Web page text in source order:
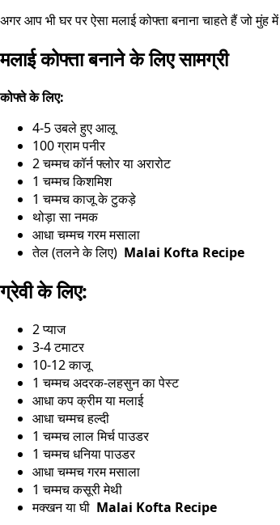
अगर आप भी घर पर ऐसा मलाई कोफ्ता बनाना चाहते हैं जो
मलाई कोफ्ता बनाने के लिए सामग्री
कोफ्ते के लिए:
4-5 उबले हुए आलू
100 ग्राम पनीर
2 चम्मच कॉर्न फ्लोर या अरारोट
1 चम्मच किशमिश
1 चम्मच काजू के टुकड़े
थोड़ा सा नमक
आधा चम्मच गरम मसाला
तेल (तलने के लिए) Malai Kofta Recipe
ग्रेवी के लिए:
2 प्याज
3-4 टमाटर
10-12 काजू
1 चम्मच अदरक-लहसुन का पेस्ट
आधा कप क्रीम या मलाई
आधा चम्मच हल्दी
1 चम्मच लाल मिर्च पाउडर
1 चम्मच धनिया पाउडर
आधा चम्मच गरम मसाला
1 चम्मच कसूरी मेथी
मक्खन या घी Malai Kofta Recipe